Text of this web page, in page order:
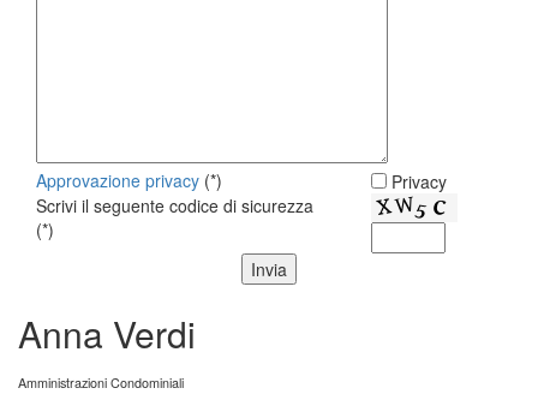
Approvazione privacy (*)
Privacy
Scrivi il seguente codice di sicurezza
(*)
Anna Verdi
Amministrazioni Condominiali